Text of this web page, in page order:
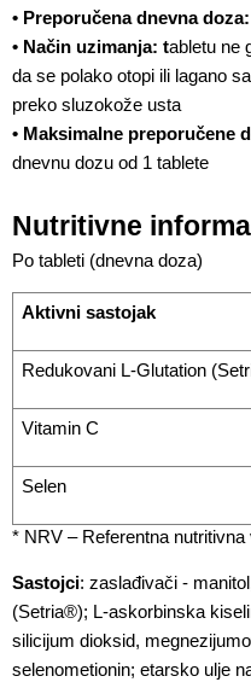
• Preporučena dnevna doza:
• Način uzimanja: tabletu ne
da se polako otopi ili lagano
preko sluzokože usta
• Maksimalne preporučene
dnevnu dozu od 1 tablete
Nutritivne
Po tableti (dnevna doza)
Aktivni sastojak
Redukovani L-Glutation
Vitamin C
Selen
* NRV – Referentna
Sastojci: zaslađivači -
(Setria®); L-askorbinska
silicijum dioksid,
selenometionin; etarsko ulje